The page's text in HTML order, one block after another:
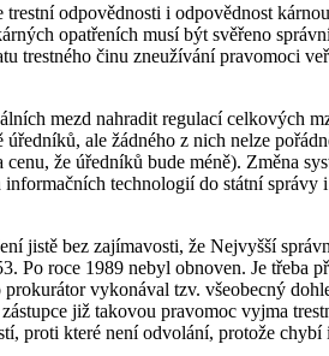
odpovědnosti i odpovědnost
opatřeních musí být svěřeno
trestného činu zneužívání pravomoci
mezd nahradit regulací celkových
ale žádného z nich nelze
že úředníků bude méně). Změna
technologií do státní správy
jistě bez zajímavosti, že Nejvyšší
Po roce 1989 nebyl obnoven. Je třeba
vykonával tzv. všeobecný
již takovou pravomoc vyjma
proti které není odvolání, protože chybí